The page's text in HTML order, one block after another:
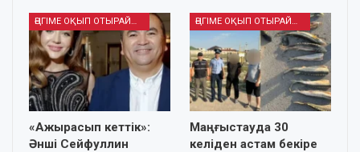
«Ажырасып кеттік»:
Әнші Сейфуллин
Маңғыстауда 30
келіден астам бекіре